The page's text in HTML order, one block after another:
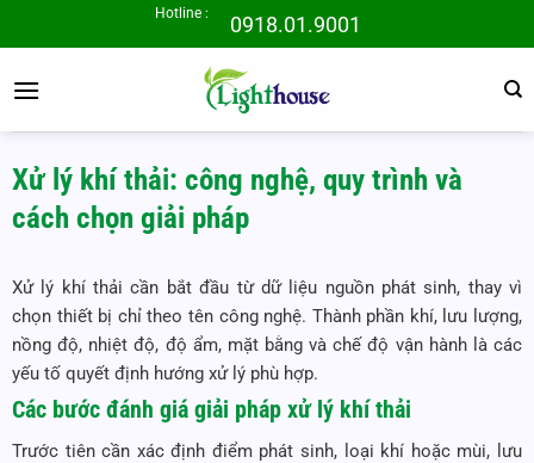
qua
dung
Hotline : 0918.01.9001
Xử lý khí thải: công nghệ, quy trình và
cách chọn giải pháp
Xử lý khí thải cần bắt đầu từ dữ liệu nguồn phát sinh, thay vì
chọn thiết bị chỉ theo tên công nghệ. Thành phần khí, lưu lượng,
nồng độ, nhiệt độ, độ ẩm, mặt bằng và chế độ vận hành là các
yếu tố quyết định hướng xử lý phù hợp.
Các bước đánh giá giải pháp xử lý khí thải
Trước tiên cần xác định điểm phát sinh, loại khí hoặc mùi, lưu